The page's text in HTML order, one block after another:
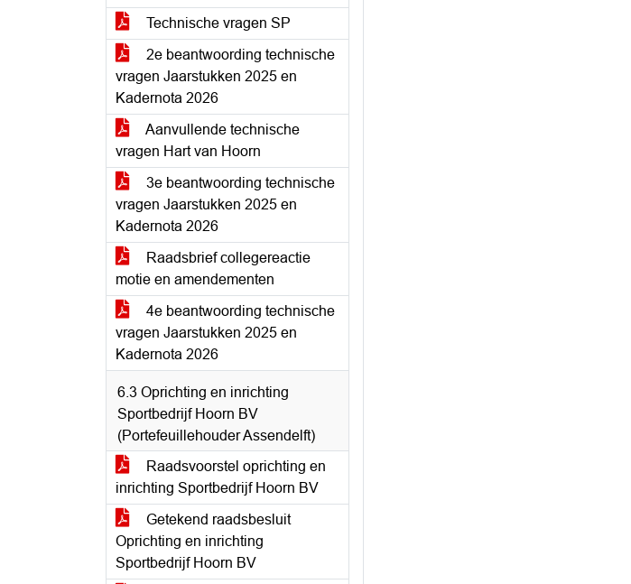
Technische vragen SP
2e beantwoording technische
vragen Jaarstukken 2025 en
Kadernota 2026
Aanvullende technische
vragen Hart van Hoorn
3e beantwoording technische
vragen Jaarstukken 2025 en
Kadernota 2026
Raadsbrief collegereactie
motie en amendementen
4e beantwoording technische
vragen Jaarstukken 2025 en
Kadernota 2026
6.3 Oprichting en inrichting
Sportbedrijf Hoorn BV
(Portefeuillehouder Assendelft)
Raadsvoorstel oprichting en
inrichting Sportbedrijf Hoorn BV
Getekend raadsbesluit
Oprichting en inrichting
Sportbedrijf Hoorn BV